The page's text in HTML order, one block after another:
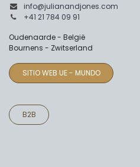
info@julianandjones.com
+41 21 784 09 91
Oudenaarde - België
Bournens - Zwitserland
SITIO WEB UE - MUNDO
B2B